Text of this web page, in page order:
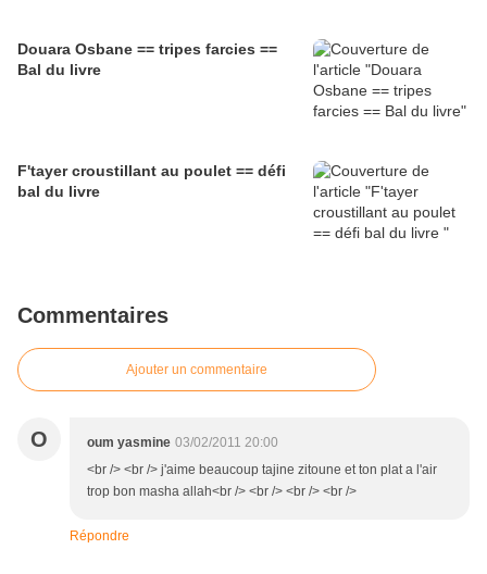
Douara Osbane == tripes farcies ==
Bal du livre
F'tayer croustillant au poulet == défi
bal du livre
Commentaires
Ajouter un commentaire
O oum yasmine 03/02/2011 20:00
<br /> <br /> j'aime beaucoup tajine zitoune et ton plat a l'air
trop bon masha allah<br /> <br /> <br /> <br />
Répondre